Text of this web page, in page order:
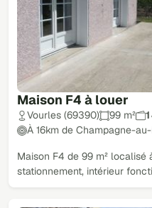
Maison F4 à louer
Vourles (69390) 99 m²
À 16km de Champagne-
Maison F4 de 99 m²
stationnement, intérieur